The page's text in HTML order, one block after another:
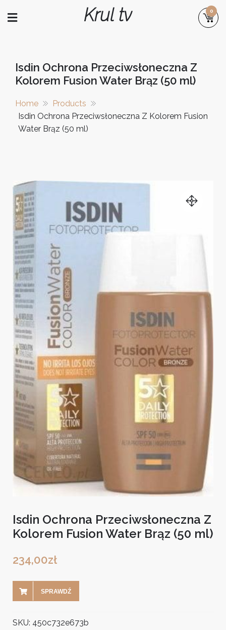
Krul tv 0
Isdin Ochrona Przeciwsłoneczna Z
Kolorem Fusion Water Brąz (50 ml)
Home
Products
Isdin Ochrona Przeciwsłoneczna Z Kolorem Fusion
Water Brąz (50 ml)
Isdin Ochrona Przeciwsłoneczna Z
Kolorem Fusion Water Brąz (50 ml)
234,00zł
SPRAWDŹ
SKU: 450c732e673b